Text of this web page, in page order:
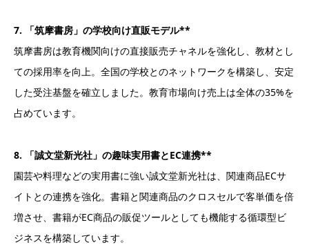
7. 「筑摩書房」の学校向け直販モデル**
筑摩書房は教育機関向けの直接販売チャネルを強化し、教材とし
ての採用率を向上。全国の学校とのネットワークを構築し、安定
した受注基盤を確立しました。教育市場向け売上は全体の35%を
占めています。
8. 「誠文堂新光社」の趣味実用書とEC連携**
園芸や料理などの実用書に強い誠文堂新光社は、関連商品ECサ
イトとの連携を強化。書籍と関連商品のクロスセルで客単価を倍
増させ、書籍がEC商品の販促ツールとしても機能する循環型ビ
ジネスを構築しています。